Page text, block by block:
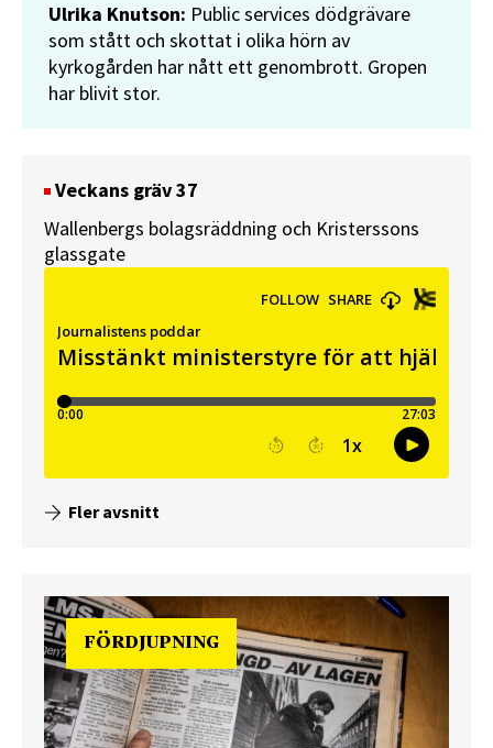
Ulrika Knutson: Public services dödgrävare
som stått och skottat i olika hörn av
kyrkogården har nått ett genombrott. Gropen
har blivit stor.
Veckans gräv 37
Wallenbergs bolagsräddning och Kristerssons
glassgate
Fler avsnitt
FÖRDJUPNING